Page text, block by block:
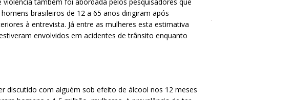
brasileiros de 12 a 65 anos dirigiram após
à entrevista. Já entre as mulheres esta estimativa
envolvidos em acidentes de trânsito enquanto
discutido com alguém sob efeito de álcool nos 12 meses